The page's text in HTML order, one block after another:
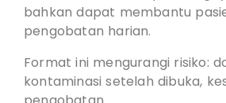
bahkan dapat membantu
pengobatan harian.
Format ini mengurangi risiko:
kontaminasi setelah dibuka,